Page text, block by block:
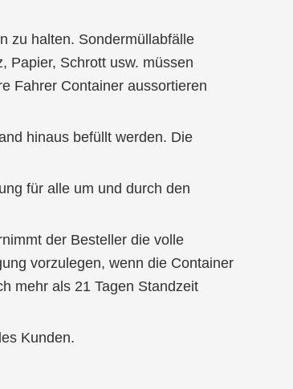
zu halten. Sondermüllabfälle
Papier, Schrott usw. müssen
Fahrer Container aussortieren
hinaus befüllt werden. Die
für alle um und durch den
der Besteller die volle
vorzulegen, wenn die Container
mehr als 21 Tagen Standzeit
Kunden.